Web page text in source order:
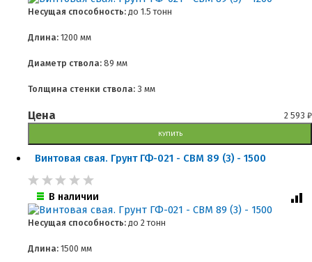
Несущая способность: до 1.5 тонн
Длина: 1200 мм
Диаметр ствола: 89 мм
Толщина стенки ствола: 3 мм
Цена 2 593 ₽
КУПИТЬ
Винтовая свая. Грунт ГФ-021 - СВМ 89 (3) - 1500
В наличии
Несущая способность: до 2 тонн
Длина: 1500 мм